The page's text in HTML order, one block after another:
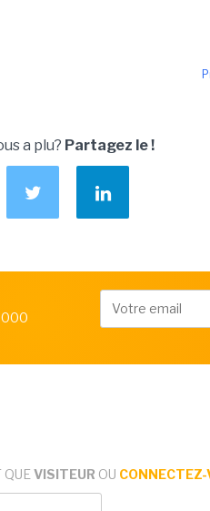
a plu? Partagez le !
VISITEUR OU CONNECTEZ-